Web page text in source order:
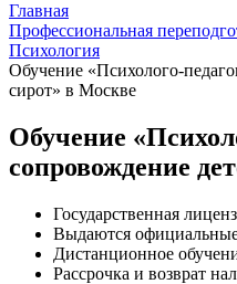
Главная
Профессиональная
Психология
Обучение «Психолого-
сирот» в Москве
Обучение
сопровождение
Государственная
Выдаются
Дистанционное
Рассрочка и возврат